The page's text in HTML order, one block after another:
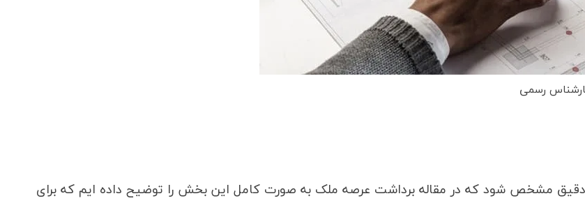
رسمی
مشخص شود که در مقاله برداشت عرصه ملک به صورت کامل این بخش را توضیح داده ایم که برای